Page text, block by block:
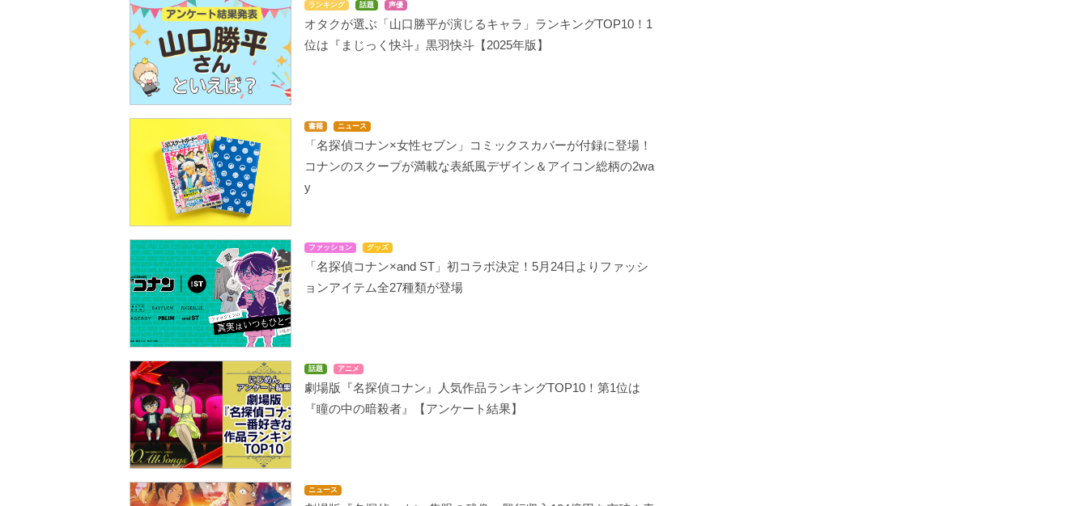
ランキング 話題 声優
オタクが選ぶ「山口勝平が演じるキャラ」ランキングTOP10！1
位は『まじっく快斗』黒羽快斗【2025年版】
書籍 ニュース
「名探偵コナン×女性セブン」コミックスカバーが付録に登場！
コナンのスクープが満載な表紙風デザイン＆アイコン総柄の2wa
y
ファッション グッズ
「名探偵コナン×and ST」初コラボ決定！5月24日よりファッシ
ョンアイテム全27種類が登場
話題 アニメ
劇場版『名探偵コナン』人気作品ランキングTOP10！第1位は
『瞳の中の暗殺者』【アンケート結果】
ニュース